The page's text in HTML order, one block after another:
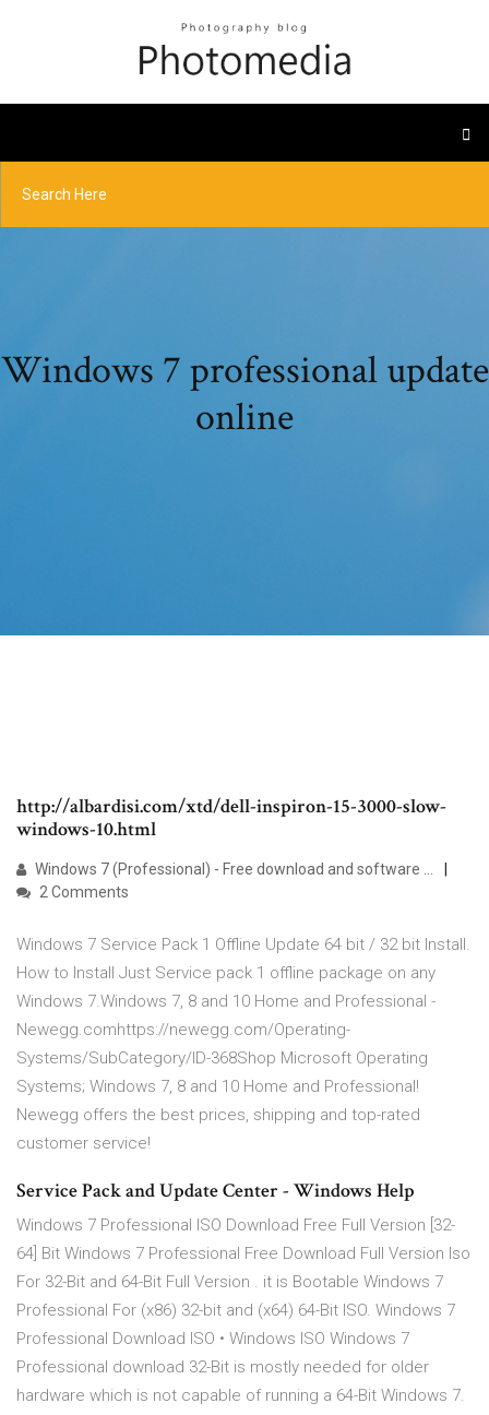
Windows 7 professional update
online
http://albardisi.com/xtd/dell-inspiron-15-3000-slow-
windows-10.html
Windows 7 (Professional) - Free download and software ...
2 Comments
Windows 7 Service Pack 1 Offline Update 64 bit / 32 bit Install.
How to Install Just Service pack 1 offline package on any
Windows 7.Windows 7, 8 and 10 Home and Professional -
Newegg.comhttps://newegg.com/Operating-
Systems/SubCategory/ID-368Shop Microsoft Operating
Systems; Windows 7, 8 and 10 Home and Professional!
Newegg offers the best prices, shipping and top-rated
customer service!
Service Pack and Update Center - Windows Help
Windows 7 Professional ISO Download Free Full Version [32-
64] Bit Windows 7 Professional Free Download Full Version Iso
For 32-Bit and 64-Bit Full Version . it is Bootable Windows 7
Professional For (x86) 32-bit and (x64) 64-Bit ISO. Windows 7
Professional Download ISO • Windows ISO Windows 7
Professional download 32-Bit is mostly needed for older
hardware which is not capable of running a 64-Bit Windows 7.